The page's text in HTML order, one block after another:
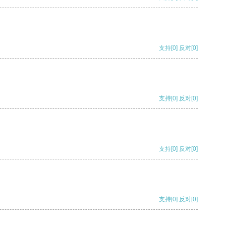
支持[0] 反对[0]
支持[0] 反对[0]
支持[0] 反对[0]
支持[0] 反对[0]